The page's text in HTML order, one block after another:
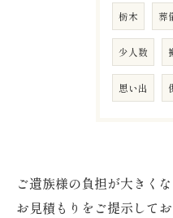
栃木 葬
少人数
思い出
ご遺族様の負担が大きく
お見積もりをご提示して